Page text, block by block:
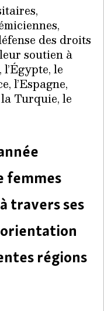
des droits
soutien à
le
l’Espagne,
la Turquie, le
femmes
travers ses
régions